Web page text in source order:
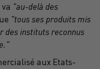
"au-delà des
"tous ses produits mis
des instituts reconnus
aux Etats-